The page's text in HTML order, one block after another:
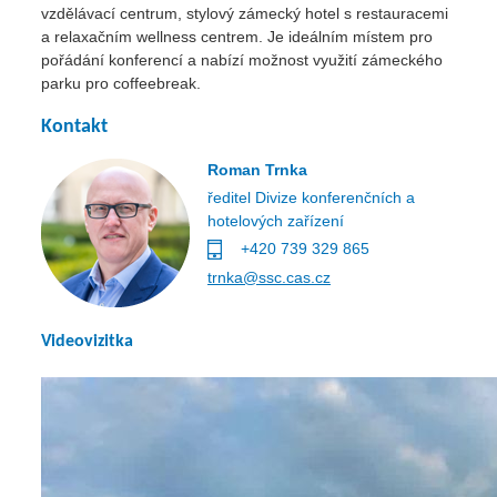
vzdělávací centrum, stylový zámecký hotel s restauracemi
a relaxačním wellness centrem. Je ideálním místem pro
pořádání konferencí a nabízí možnost využití zámeckého
parku pro coffeebreak.
Kontakt
Roman Trnka
ředitel Divize konferenčních a
hotelových zařízení
+420 739 329 865
trnka@ssc.cas.cz
Videovizitka